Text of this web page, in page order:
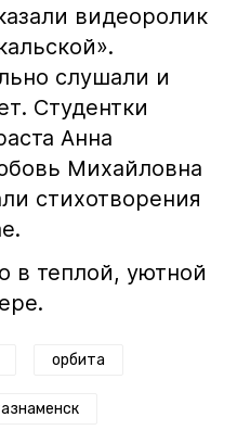
видеоролик
слушали и
Студентки
Анна
Михайловна
стихотворения
в теплой, уютной
орбита